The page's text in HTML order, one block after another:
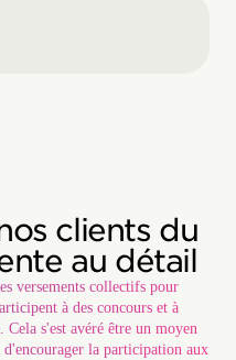
clients du
au détail
versements collectifs pour
à des concours et à
s'est avéré être un moyen
la participation aux